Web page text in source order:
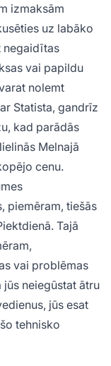
izmaksām
uz labāko
negaidītas
vai papildu
nolemt
Statista, gandrīz
kad parādās
Melnajā
cenu.
piemēram, tiešās
Tajā
vai problēmas
neiegūstat ātru
jūs esat
tehnisko